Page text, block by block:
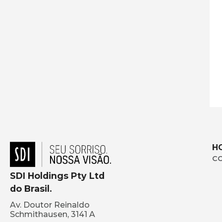
SDI Holdings Pty Ltd
do Brasil.
Av. Doutor Reinaldo
Schmithausen, 3141 A